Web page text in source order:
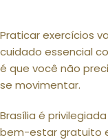
Praticar exercícios
cuidado essencial
é que você não
se movimentar.
Brasília é
bem-estar gratuito